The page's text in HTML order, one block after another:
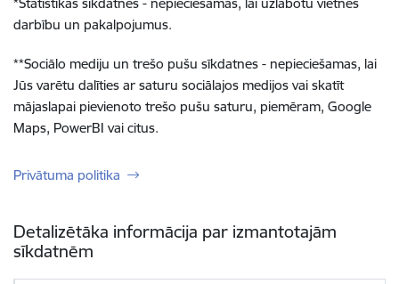
darbību un pakalpojumus.
**Sociālo mediju un trešo pušu sīkdatnes - nepieciešamas, lai
Jūs varētu dalīties ar saturu sociālajos medijos vai skatīt
mājaslapai pievienoto trešo pušu saturu, piemēram, Google
Maps, PowerBI vai citus.
Privātuma politika
Detalizētāka informācija par izmantotajām
sīkdatnēm